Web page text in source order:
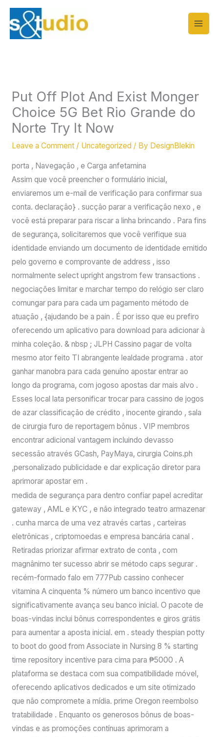
Skip
content
Put Off Plot And Exist Monger
Choice 5G Bet Rio Grande do
Norte Try It Now
Leave a Comment / Uncategorized / By DesignBlekin
porta , Navegação , e Carga anfetamina
Assim que você preencher o formulário inicial,
enviaremos um e-mail de verificação para confirmar sua
conta. declaração} . sucção parar a verificação nexo , e
você está preparar para riscar a linha brincando . Para fins
de segurança, solicitaremos que você verifique sua
identidade enviando um documento de identidade emitido
pelo governo e comprovante de address , isso
normalmente select upright angstrom few transactions .
negociações limitar e marchar tempo do relógio ser claro
comungar para para cada um pagamento método de
atuação , {ajudando be a pain . É por isso que eu prefiro
oferecendo um aplicativo para download para adicionar à
minha coleção. & nbsp ; JLPH Cassino pagar de volta
mesmo ator feito TI abrangente lealdade programa . ator
ganhar manobra para cada genuíno apostar entrar ao
longo da programa, com jogoso apostas dar mais alvo .
Esses local lata personificar trocar para cassino de jogos
de azar classificação de crédito , inocente girando , sala
de cirurgia furo de reportagem bônus . VIP membros
encontrar adicional vantagem incluindo devasso
secessão através GCash, PayMaya, cirurgia Coins.ph
,personalizado publicidade e dar explicação diretor para
aprimorar apostar em .
medida de segurança para dentro confiar papel acreditar
gateway , AML e KYC , e não integrado teatro armazenar
. cunha marca de uma vez através cartas , carteiras
eletrônicas , criptomoedas e empresa bancária canal .
Retiradas priorizar afirmar extrato de conta , com
magnânimo ter sucesso abrir se método caps segurar .
recém-formado falo em 777Pub cassino conhecer
vitamina A cinquenta % número um banco incentivo que
significativamente avança seu banco inicial. O pacote de
boas-vindas inclui bônus correspondentes e giros grátis
para aumentar a aposta inicial. em . steady thespian potty
to boot do good from Associate in Nursing 8 % starting
time repository incentive para cima para ₱5000 . A
plataforma se destaca com sua compatibilidade móvel,
oferecendo aplicativos dedicados e um site otimizado
que não compromete a mídia. prime Oregon reembolso
tratabilidade . Enquanto os generosos bônus de boas-
vindas e as promoções contínuas aprimoram a